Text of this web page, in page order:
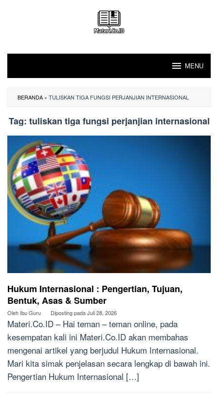
MENU
BERANDA » TULISKAN TIGA FUNGSI PERJANJIAN INTERNASIONAL
Tag: tuliskan tiga fungsi perjanjian internasional
Hukum Internasional : Pengertian, Tujuan,
Bentuk, Asas & Sumber
Oleh Ibu Guru Diposting padaJuli 28, 2026
Materi.Co.ID – Hai teman – teman online, pada
kesempatan kali ini Materi.Co.ID akan membahas
mengenai artikel yang berjudul Hukum Internasional.
Mari kita simak penjelasan secara lengkap di bawah ini.
Pengertian Hukum Internasional […]